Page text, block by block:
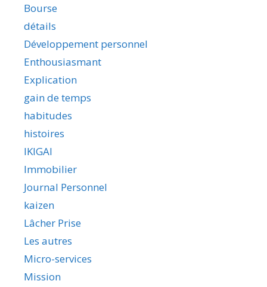
Bourse
détails
Développement personnel
Enthousiasmant
Explication
gain de temps
habitudes
histoires
IKIGAI
Immobilier
Journal Personnel
kaizen
Lâcher Prise
Les autres
Micro-services
Mission